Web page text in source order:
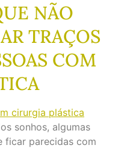
NÃO
TRAÇOS
COM
sonhos, algumas
ficar parecidas com